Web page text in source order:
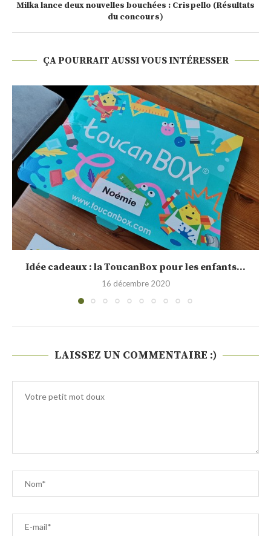
Milka lance deux nouvelles bouchées : Crispello (Résultats
du concours)
ÇA POURRAIT AUSSI VOUS INTÉRESSER
Sélection de calendrier de l’Avent 2020
30 novembre 2020
LAISSEZ UN COMMENTAIRE :)